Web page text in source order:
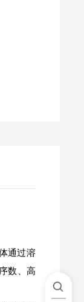
通过溶
数、高